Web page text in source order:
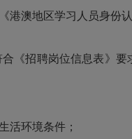
澳地区学习人员身份认
《招聘岗位信息表》
活环境条件；